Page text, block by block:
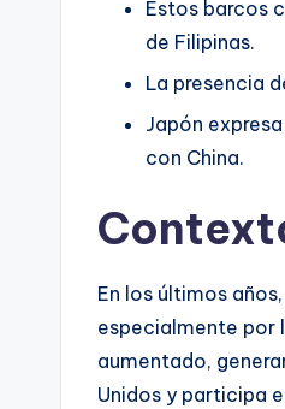
Estos barcos
de Filipinas.
La presencia
Japón
con China.
En los últimos
especialmente por
aumentado,
Unidos y participa